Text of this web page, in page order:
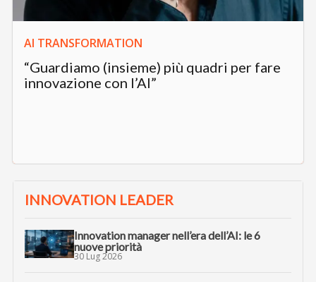
AI TRANSFORMATION
“Guardiamo (insieme) più quadri per fare
innovazione con l’AI”
INNOVATION LEADER
Innovation manager nell’era dell’AI: le 6
nuove priorità
30 Lug 2026